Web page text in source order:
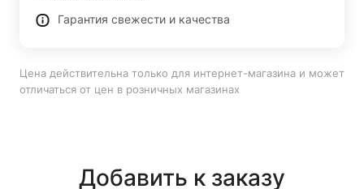
Гарантия свежести и качества
Цена действительна только для интернет-магазина и может
отличаться от цен в розничных магазинах
Добавить к заказу